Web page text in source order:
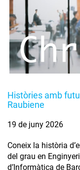
Històries amb
Raubiene
19 de juny 2026
Coneix la història
del grau en
d’Informàtica de